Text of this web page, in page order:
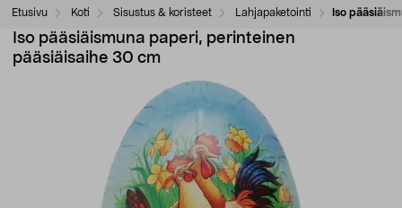
Etusivu Koti Sisustus & koristeet Lahjapaketointi Iso
Iso pääsiäismuna paperi, perinteinen
pääsiäisaihe 30 cm